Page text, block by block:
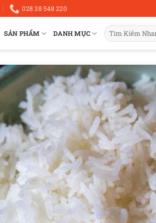
028 38 548 220
SẢN PHẨM DANH MỤC
Tìm
kiếm: